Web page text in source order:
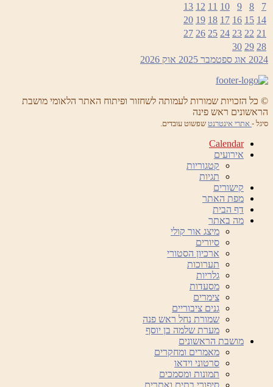
7
8
9
10
11
12
13
14
15
16
17
18
19
20
21
22
23
24
25
26
27
28
29
30
2024 אוג ספטמבר 2025 אוק 2026
© כל הזכויות שמורות לעמותה לשחזור ופיתוח האתר הלאומי מושבת
הראשונים ראש פינה
סיגל - אתרי אינטרנט שפשוט עובדים.
Calendar
אירועים
קטגוריות
תגיות
קישורים
מפת האתר
דף הבית
מה באתר
מיצג אור קולי
סיורים
ארכיון הסטורי
תערוכות
גלריות
מסעדות
צימרים
גנים ציבוריים
שמורת נחל ראש פנה
מערת שלמה בן יוסף
מושבת הראשונים
מאמרים ומחקרים
סרטוני וידאו
תמונות ומסמכים
סיפורי בתים ואתרים